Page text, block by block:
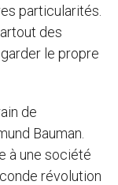
particularités.
des
le propre
de
Bauman.
à une société
révolution